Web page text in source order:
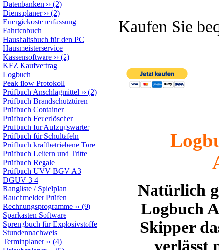
Datenbanken ›› (2)
Dienstplaner›› (2)
Energiekostenerfassung
Fahrtenbuch
Haushaltsbuch für den PC
Hausmeisterservice
Kassensoftware ›› (2)
KFZ Kaufvertrag
Logbuch
Peak flow Protokoll
Prüfbuch Anschlagmittel ›› (2)
Prüfbuch Brandschutztüren
Prüfbuch Container
Prüfbuch Feuerlöscher
Prüfbuch für Aufzugswärter
Prüfbuch für Schultafeln
Prüfbuch kraftbetriebene Tore
Prüfbuch Leitern und Tritte
Prüfbuch Regale
Prüfbuch UVV BGV A3
DGUV 3 4
Rangliste / Spielplan
Rauchmelder Prüfen
Rechnungsprogramme ›› (9)
Sparkasten Software
Sprengbuch für Explosivstoffe
Stundennachweis
Terminplaner›› (4)
Kaufen Sie
Natürlich
Logbuch
Skipper
verlässt